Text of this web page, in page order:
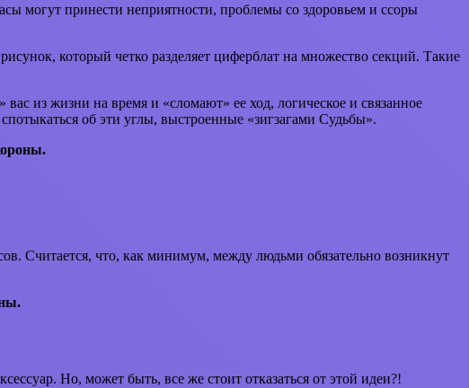
могут принести неприятности, проблемы со здоровьем и ссоры
который четко разделяет циферблат на множество секций. Такие
из жизни на время и «сломают» ее ход, логическое и связанное
об эти углы, выстроенные «зигзагами Судьбы».
Считается, что, как минимум, между людьми обязательно возникнут
Но, может быть, все же стоит отказаться от этой идеи?!